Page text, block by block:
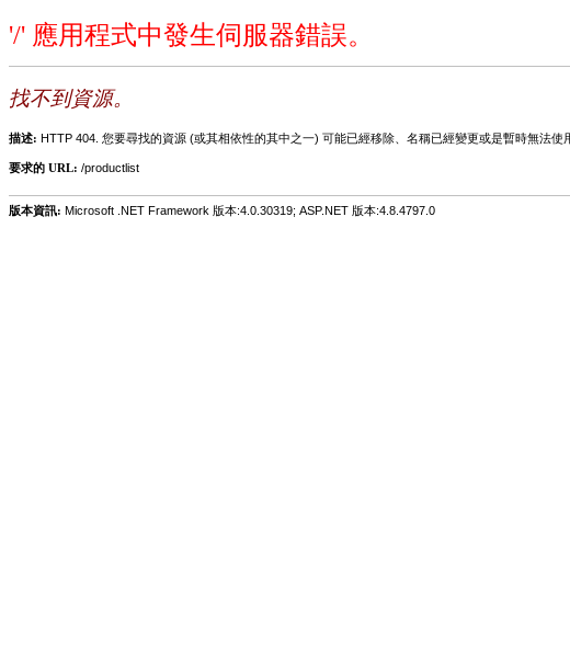
'/' 應用程式中發生伺服器錯誤。
找不到資源。
描述: HTTP 404. 您要尋找的資源 (或其相依性的其中之一) 可能已經移除、名稱已經變更或是暫時無法使
要求的 URL: /productlist
版本資訊: Microsoft .NET Framework 版本:4.0.30319; ASP.NET 版本:4.8.4797.0